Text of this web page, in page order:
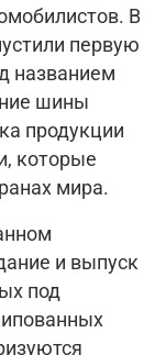
В
первую
названием
шины
продукции
которые
мира.
и выпуск
под